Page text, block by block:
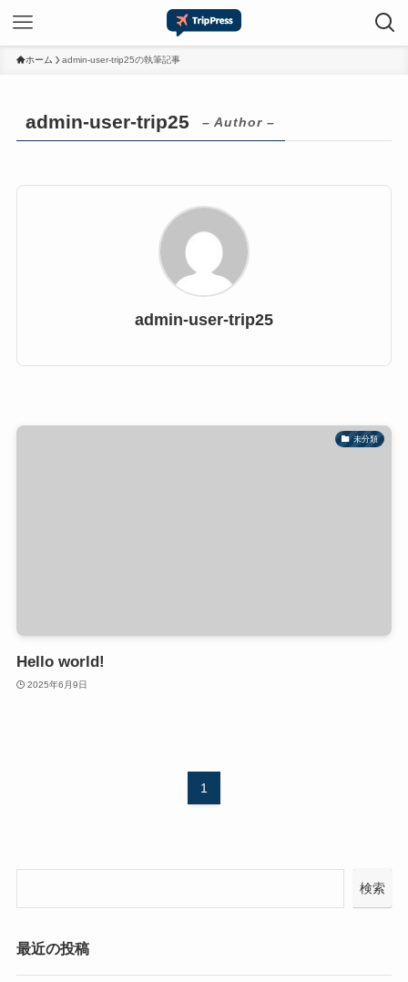
ホーム admin-user-trip25の執筆記事
admin-user-trip25 – Author –
admin-user-trip25
未分類
Hello world!
2025年6月9日
1
検索
最近の投稿